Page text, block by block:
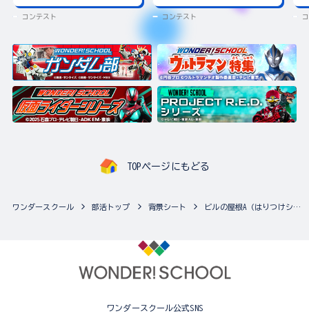
コンテスト コンテスト
TOPページにもどる
ワンダースクール 部活トップ 背景シート ビルの屋根A（はりつけシート）
ワンダースクール公式SNS